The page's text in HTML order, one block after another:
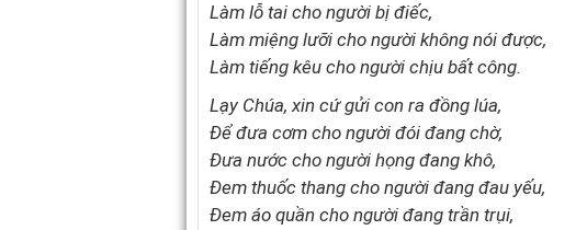
Làm lỗ tai cho người bị điếc,
Làm miệng lưỡi cho người không nói được,
Làm tiếng kêu cho người chịu bất công.
Lạy Chúa, xin cứ gửi con ra đồng lúa,
Để đưa cơm cho người đói đang chờ,
Đưa nước cho người họng đang khô,
Đem thuốc thang cho người đang đau yếu,
Đem áo quần cho người đang trần trụi,